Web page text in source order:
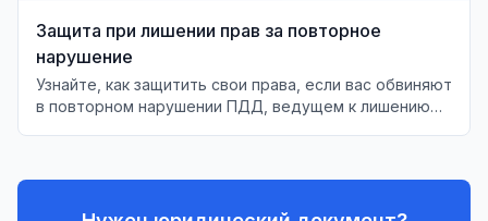
Защита при лишении прав за повторное
нарушение
Узнайте, как защитить свои права, если вас обвиняют
в повторном нарушении ПДД, ведущем к лишению